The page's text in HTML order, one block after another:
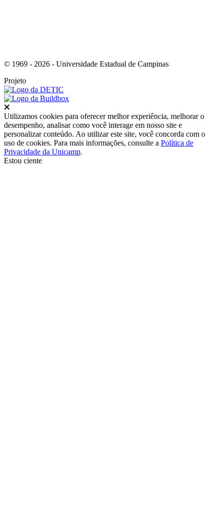
© 1969 - 2026 - Universidade Estadual de Campinas
Projeto
Utilizamos cookies para oferecer melhor experiência, melhorar o
desempenho, analisar como você interage em nosso site e
personalizar conteúdo. Ao utilizar este site, você concorda com o
uso de cookies. Para mais informações, consulte a Política de
Privacidade da Unicamp.
Estou ciente